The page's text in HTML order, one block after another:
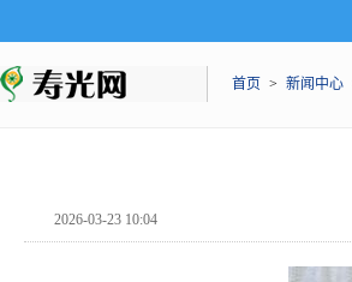
首页 > 新闻中心
2026-03-23 10:04